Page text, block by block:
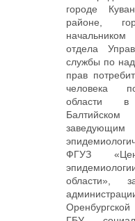
городе
районе,
отдела
службы по
прав
человека
области
Балтийском
заведующим
ФГУЗ
области»,